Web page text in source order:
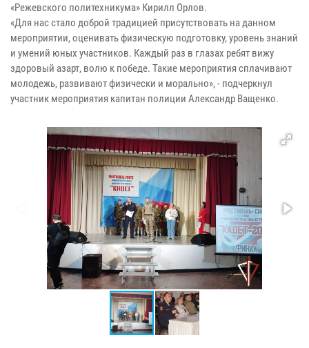
«Режевского политехникума» Кирилл Орлов.
«Для нас стало доброй традицией присутствовать на данном
мероприятии, оценивать физическую подготовку, уровень знаний
и умений юных участников. Каждый раз в глазах ребят вижу
здоровый азарт, волю к победе. Такие мероприятия сплачивают
молодежь, развивают физически и морально», - подчеркнул
участник мероприятия капитан полиции Александр Ващенко.